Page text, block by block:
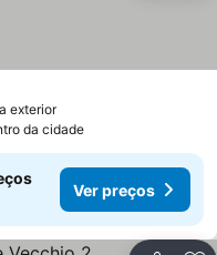
exteriorVer preços
da cidade
Ver preços